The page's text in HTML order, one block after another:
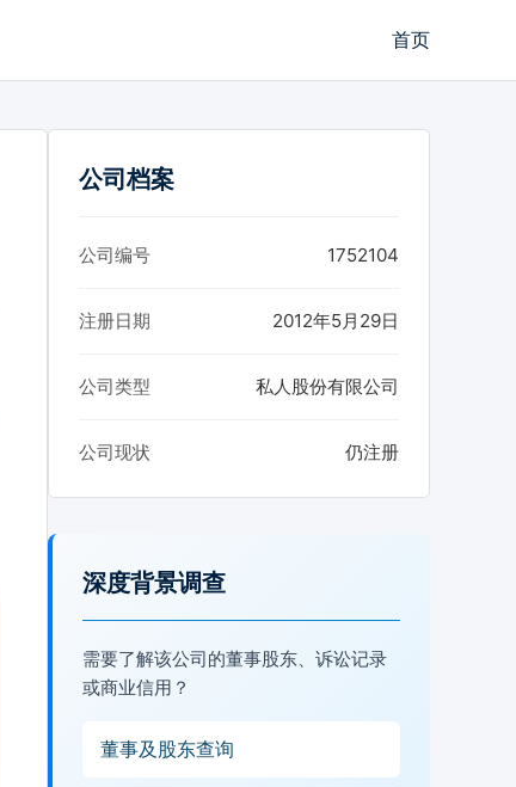
首页
公司档案
公司编号 1752104
注册日期 2012年5月29日
公司类型 私人股份有限公司
公司现状 仍注册
深度背景调查
需要了解该公司的董事股东、诉讼记录
或商业信用？
董事及股东查询